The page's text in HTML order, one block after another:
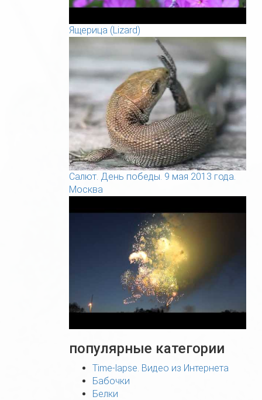
Ящерица (Lizard)
Салют. День победы. 9 мая 2013 года.
Москва
популярные категории
Time-lapse. Видео из Интернета
Бабочки
Белки